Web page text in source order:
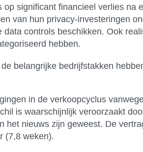
significant financieel verlies na
van hun privacy-investeringen
controls beschikken. Ook
hebben.
belangrijke bedrijfstakken
in de verkoopcyclus
is waarschijnlijk veroorzaakt
het nieuws zijn geweest. De
(7,8 weken).